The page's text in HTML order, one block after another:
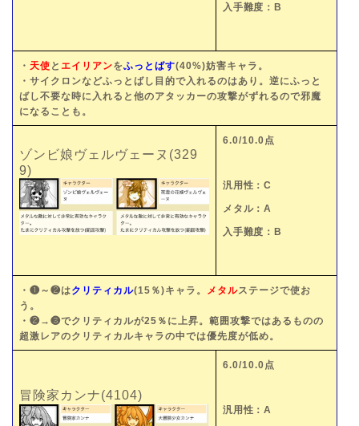
入手難度：B
・ 天使 と エイリアンをふっとばす(40%)妨害キャラ。
・サイクロンなどふっとばし目的で入れるのはあり。逆にふっと
ばし不要な時に入れると他のアタッカーの攻撃がずれるので邪魔
になることも。
ゾンビ娘ヴェルヴェーヌ(329
9)
6.0/10.0点
汎用性：C
メタル：A
入手難度：B
・❶～❷はクリティカル(15％)キャラ。 メタルステージで使お
う。
・❷→❸でクリティカルが25％に上昇。範囲攻撃ではあるものの
超激レアのクリティカルキャラの中では優先度が低め。
冒険家カンナ(4104)
6.0/10.0点
汎用性：A